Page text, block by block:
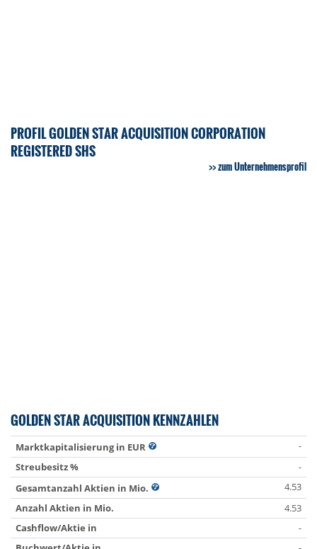
PROFIL GOLDEN STAR ACQUISITION CORPORATION
REGISTERED SHS
zum Unternehmensprofil
GOLDEN STAR ACQUISITION KENNZAHLEN
Marktkapitalisierung in EUR
-
Streubesitz %
-
Gesamtanzahl Aktien in Mio.
4.53
Anzahl Aktien in Mio.
4.53
Cashflow/Aktie in
-